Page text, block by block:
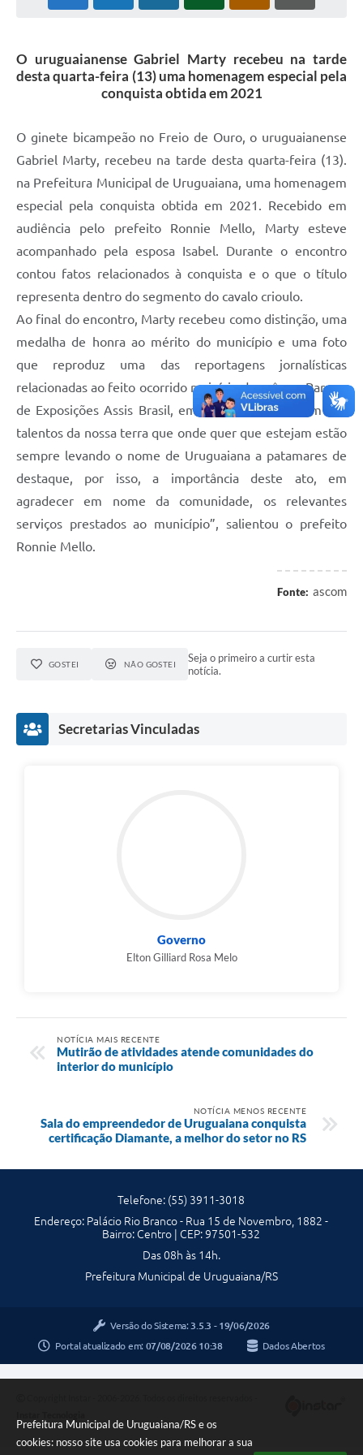
Prefeitura Municipal de Uruguaiana/RS e os
cookies: nosso site usa cookies para melhorar a sua
Cidadão Online: IPTU - alvará
Nota Fiscal Eletrônica
Colégio Agrícola Municipal
SIM - Serviço de Inspeção Municipal
Vigilância Sanitária
Vigilância Ambiental em Saúde
Galeria de Fotos
Contratos
Obras
Notícias
Contas Públicas
Links
O uruguaianense Gabriel Marty recebeu na tarde
desta quarta-feira (13) uma homenagem especial pela
conquista obtida em 2021
O ginete bicampeão no Freio de Ouro, o uruguaianense
Gabriel Marty, recebeu na tarde desta quarta-feira (13).
na Prefeitura Municipal de Uruguaiana, uma homenagem
especial pela conquista obtida em 2021. Recebido em
audiência pelo prefeito Ronnie Mello, Marty esteve
acompanhado pela esposa Isabel. Durante o encontro
contou fatos relacionados à conquista e o que o título
representa dentro do segmento do cavalo crioulo.
Ao final do encontro, Marty recebeu como distinção, uma
medalha de honra ao mérito do município e uma foto
que reproduz uma das reportagens jornalísticas
relacionadas ao feito ocorrido no início do mês no Parque
de Exposições Assis Brasil, em Esteio. “Marty é um dos
talentos da nossa terra que onde quer que estejam estão
sempre levando o nome de Uruguaiana a patamares de
destaque, por isso, a importância deste ato, em
agradecer em nome da comunidade, os relevantes
serviços prestados ao município”, salientou o prefeito
Ronnie Mello.
Fonte: ascom
GOSTEI NÃO GOSTEI
Seja o primeiro a curtir esta
notícia.
Secretarias Vinculadas
Governo
Elton Gilliard Rosa Melo
NOTÍCIA MAIS RECENTE
Mutirão de atividades atende comunidades do
interior do município
NOTÍCIA MENOS RECENTE
Sala do empreendedor de Uruguaiana conquista
certificação Diamante, a melhor do setor no RS
Telefone: (55) 3911-3018
Endereço: Palácio Rio Branco - Rua 15 de Novembro, 1882 -
Bairro: Centro | CEP: 97501-532
Das 08h às 14h.
Prefeitura Municipal de Uruguaiana/RS
Versão do Sistema: 3.5.3 - 19/06/2026
Portal atualizado em: 07/08/2026 10:38 Dados Abertos